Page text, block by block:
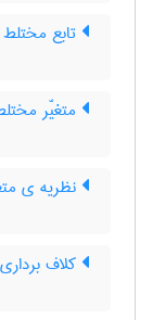
تابع مختلط
متغیّر
نظریه ی
کلاف